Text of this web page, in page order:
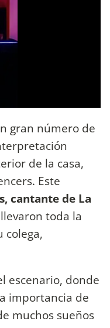
gran número de
de la casa,
Este
cantante de La
toda la
colega,
escenario, donde
importancia de
muchos sueños